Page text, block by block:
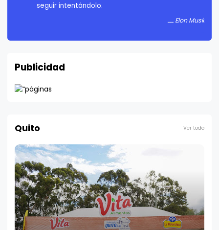
seguir intentándolo.
Elon Musk
Publicidad
Quito Ver todo